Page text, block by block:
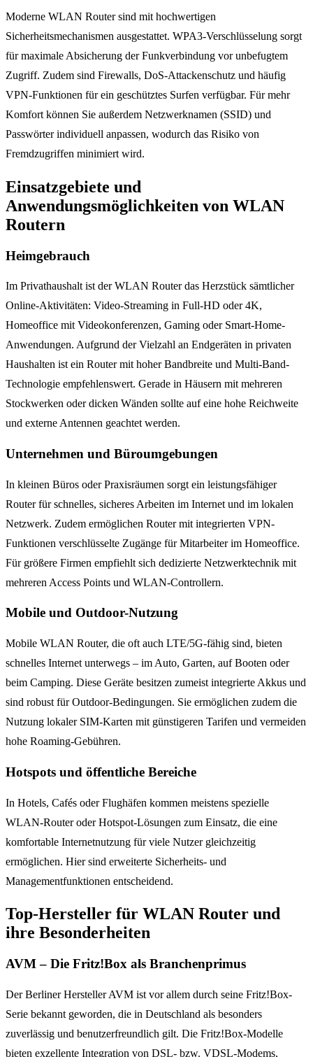
Moderne WLAN Router sind mit hochwertigen
Sicherheitsmechanismen ausgestattet. WPA3-Verschlüsselung sorgt
für maximale Absicherung der Funkverbindung vor unbefugtem
Zugriff. Zudem sind Firewalls, DoS-Attackenschutz und häufig
VPN-Funktionen für ein geschütztes Surfen verfügbar. Für mehr
Komfort können Sie außerdem Netzwerknamen (SSID) und
Passwörter individuell anpassen, wodurch das Risiko von
Fremdzugriffen minimiert wird.
Einsatzgebiete und
Anwendungsmöglichkeiten von WLAN
Routern
Heimgebrauch
Im Privathaushalt ist der WLAN Router das Herzstück sämtlicher
Online-Aktivitäten: Video-Streaming in Full-HD oder 4K,
Homeoffice mit Videokonferenzen, Gaming oder Smart-Home-
Anwendungen. Aufgrund der Vielzahl an Endgeräten in privaten
Haushalten ist ein Router mit hoher Bandbreite und Multi-Band-
Technologie empfehlenswert. Gerade in Häusern mit mehreren
Stockwerken oder dicken Wänden sollte auf eine hohe Reichweite
und externe Antennen geachtet werden.
Unternehmen und Büroumgebungen
In kleinen Büros oder Praxisräumen sorgt ein leistungsfähiger
Router für schnelles, sicheres Arbeiten im Internet und im lokalen
Netzwerk. Zudem ermöglichen Router mit integrierten VPN-
Funktionen verschlüsselte Zugänge für Mitarbeiter im Homeoffice.
Für größere Firmen empfiehlt sich dedizierte Netzwerktechnik mit
mehreren Access Points und WLAN-Controllern.
Mobile und Outdoor-Nutzung
Mobile WLAN Router, die oft auch LTE/5G-fähig sind, bieten
schnelles Internet unterwegs – im Auto, Garten, auf Booten oder
beim Camping. Diese Geräte besitzen zumeist integrierte Akkus und
sind robust für Outdoor-Bedingungen. Sie ermöglichen zudem die
Nutzung lokaler SIM-Karten mit günstigeren Tarifen und vermeiden
hohe Roaming-Gebühren.
Hotspots und öffentliche Bereiche
In Hotels, Cafés oder Flughäfen kommen meistens spezielle
WLAN-Router oder Hotspot-Lösungen zum Einsatz, die eine
komfortable Internetnutzung für viele Nutzer gleichzeitig
ermöglichen. Hier sind erweiterte Sicherheits- und
Managementfunktionen entscheidend.
Top-Hersteller für WLAN Router und
ihre Besonderheiten
AVM – Die Fritz!Box als Branchenprimus
Der Berliner Hersteller AVM ist vor allem durch seine Fritz!Box-
Serie bekannt geworden, die in Deutschland als besonders
zuverlässig und benutzerfreundlich gilt. Die Fritz!Box-Modelle
bieten exzellente Integration von DSL- bzw. VDSL-Modems,